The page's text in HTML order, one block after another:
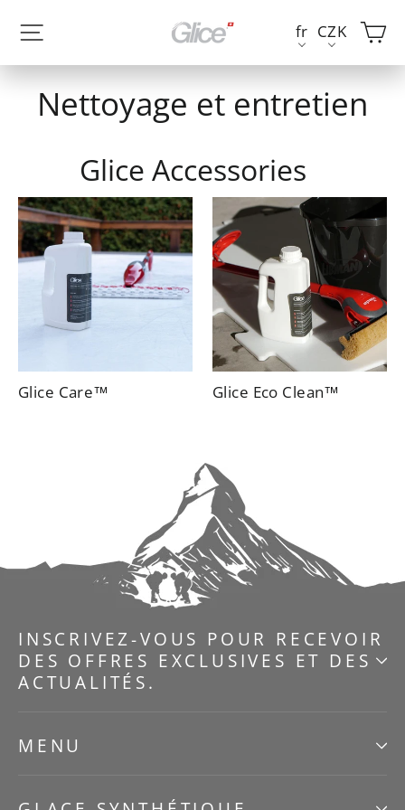
contenu
Navigation sur le site CZK
fr
Nettoyage et entretien
Glice Accessories
Glice Care™ Glice Eco Clean™
INSCRIVEZ-VOUS POUR RECEVOIR
DES OFFRES EXCLUSIVES ET DES
ACTUALITÉS.
MENU